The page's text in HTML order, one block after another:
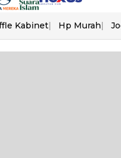
Kabinet Hp Murah